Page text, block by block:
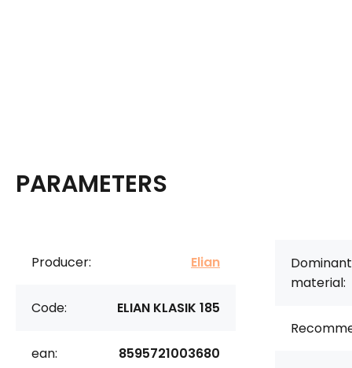
PARAMETERS
Producer: Elian
Code: ELIAN KLASIK 185
ean: 8595721003680
Dominant
material: